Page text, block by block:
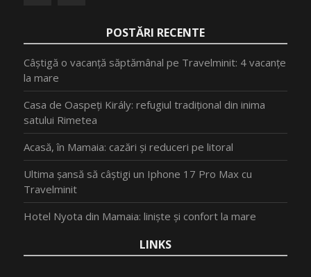
POSTĂRI RECENTE
Câștigă o vacanță săptămânal pe Travelminit: 4 vacanțe
la mare
Casa de Oaspeți Király: refugiul tradițional din inima
satului Rimetea
Acasă, în Mamaia: cazări și reduceri pe litoral
Ultima șansă să câștigi un Iphone 17 Pro Max cu
Travelminit
Hotel Nyota din Mamaia: liniște și confort la mare
LINKS